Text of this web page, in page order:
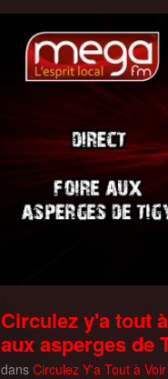
Circulez y'a tout
aux asperges de
dans Circulez Y'a Tout à Voir